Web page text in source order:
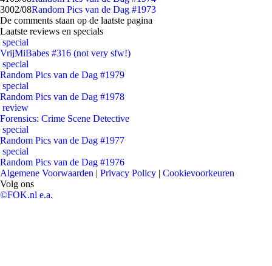
3002/08Random Pics van de Dag #1973
De comments staan op de laatste pagina
Laatste reviews en specials
special
VrijMiBabes #316 (not very sfw!)
special
Random Pics van de Dag #1979
special
Random Pics van de Dag #1978
review
Forensics: Crime Scene Detective
special
Random Pics van de Dag #1977
special
Random Pics van de Dag #1976
Algemene Voorwaarden | Privacy Policy | Cookievoorkeuren
Volg ons
©FOK.nl e.a.